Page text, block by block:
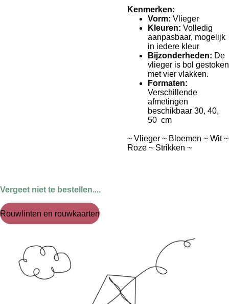
Kenmerken:
Vorm: Vlieger
Kleuren: Volledig
aanpasbaar, mogelijk
in iedere kleur
Bijzonderheden: De
vlieger is bol gestoken
met vier vlakken.
Formaten:
Verschillende
afmetingen
beschikbaar 30, 40,
50 cm
~ Vlieger ~ Bloemen ~ Wit ~
Roze ~ Strikken ~
Vergeet niet te bestellen....
Rouwlinten en rouwkaarten